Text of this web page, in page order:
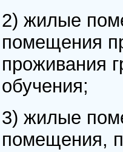
2) жилые
помещения
проживания
обучения;
3) жилые
помещения,